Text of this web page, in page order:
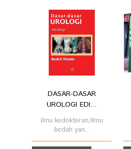
DASAR-DASAR
UROLOGI EDI...
ilmu kedokteran/ilmu
bedah yan...